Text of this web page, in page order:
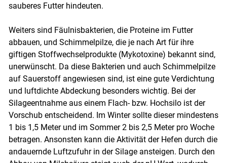
sauberes Futter hindeuten.
Weiters sind Fäulnisbakterien, die Proteine im Futter
abbauen, und Schimmelpilze, die je nach Art für ihre
giftigen Stoffwechselprodukte (Mykotoxine) bekannt sind,
unerwünscht. Da diese Bakterien und auch Schimmelpilze
auf Sauerstoff angewiesen sind, ist eine gute Verdichtung
und luftdichte Abdeckung besonders wichtig. Bei der
Silageentnahme aus einem Flach- bzw. Hochsilo ist der
Vorschub entscheidend. Im Winter sollte dieser mindestens
1 bis 1,5 Meter und im Sommer 2 bis 2,5 Meter pro Woche
betragen. Ansonsten kann die Aktivität der Hefen durch die
andauernde Luftzufuhr in der Silage ansteigen. Durch den